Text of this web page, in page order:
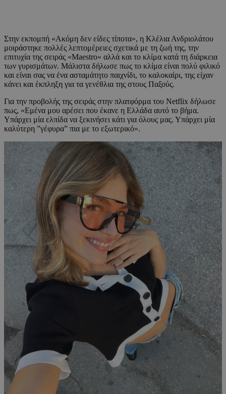
Στην εκπομπή «Ακόμη δεν είδες τίποτα», η Κλέλια Ανδριολάτου
μοιράστηκε πολλές λεπτομέρειες σχετικά με τη ζωή της, την
επιτυχία της σειράς «Μaestro« αλλά και το κλίμα κατά τη διάρκεια
των γυρισμάτων. Μάλιστα δήλωσε πως το κλίμα είναι πολύ φιλικό
και είναι σας να ένα ασταμάτητο παιχνίδι, το καλοκαίρι, της είχαν
κάνει και έκπληξη για τα γενέθλια της στους Παξούς.
Για την προβολής της σειράς στην πλατφόρμα του Netflix δήλωσε
πως, «Εμένα μου αρέσει που έκανε η Ελλάδα αυτό το βήμα.
Υπάρχει μία ελπίδα να ξεκινήσει κάτι για όλους μας. Υπάρχει μία
καλύτερη ”γέφυρα” πια με το εξωτερικό».